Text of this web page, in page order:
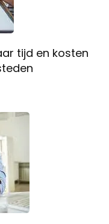
tijd en kosten